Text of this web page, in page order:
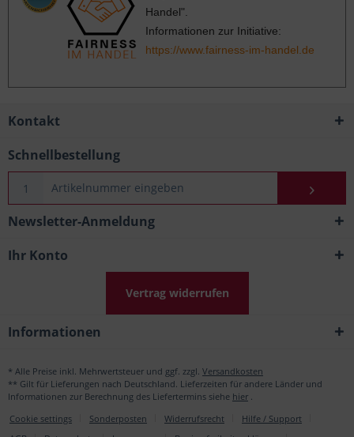
Handel".
Informationen zur Initiative:
https://www.fairness-im-handel.de
Kontakt
Schnellbestellung
Newsletter-Anmeldung
Ihr Konto
Vertrag widerrufen
Informationen
* Alle Preise inkl. Mehrwertsteuer und ggf. zzgl. Versandkosten
** Gilt für Lieferungen nach Deutschland. Lieferzeiten für andere Länder und
Informationen zur Berechnung des Liefertermins siehe hier
Cookie settings
Sonderposten Widerrufsrecht
Hilfe / Support